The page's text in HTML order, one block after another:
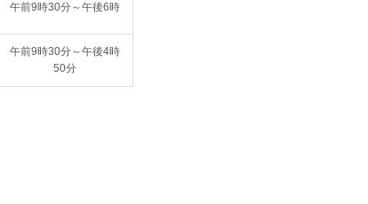
午前9時30分～午後6時
午前9時30分～午後4時
50分